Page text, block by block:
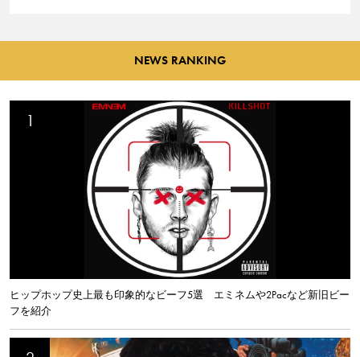
NEWS RANKING
ヒップホップ史上最も印象的なビーフ5選 エミネムや2Pacなど新旧ビー
フを紹介